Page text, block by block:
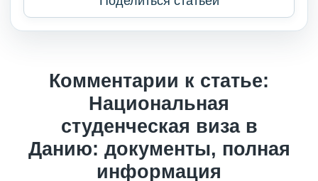
Комментарии к статье:
Национальная
студенческая виза в
Данию: документы, полная
информация